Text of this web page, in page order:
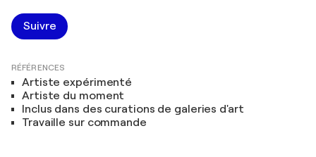
Suivre
RÉFÉRENCES
Artiste expérimenté
Artiste du moment
Inclus dans des curations de galeries d'art
Travaille sur commande